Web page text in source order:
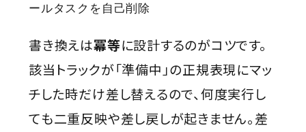
ールタスクを自己削除
書き換えは冪等に設計するのがコツです。
該当トラックが「準備中」の正規表現にマッ
チした時だけ差し替えるので、何度実行し
ても二重反映や差し戻しが起きません。差